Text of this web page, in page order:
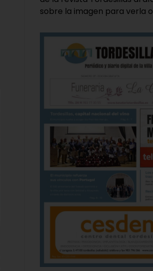
sobre la imagen para verla